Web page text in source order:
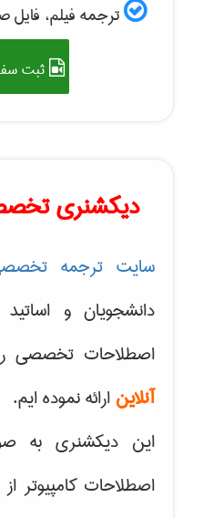
ترجمه فیلم،
ثبت
دیکشنری
سایت ترجمه
دانشجویان و
اصطلاحات تخصصی
آنلاین ارائه نموده ایم.
این دیکشنری به
اصطلاحات کامپیوتر